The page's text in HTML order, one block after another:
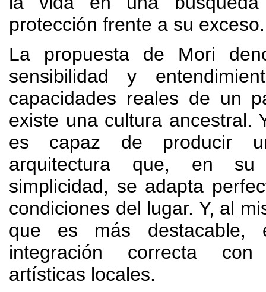
protección frente a su exceso.
La propuesta de Mori
sensibilidad y
capacidades reales de un
existe una cultura ancestral.
es capaz de producir
arquitectura que, en
simplicidad, se adapta
condiciones del lugar. Y, al
que es más destacable,
integración correcta
artísticas locales.